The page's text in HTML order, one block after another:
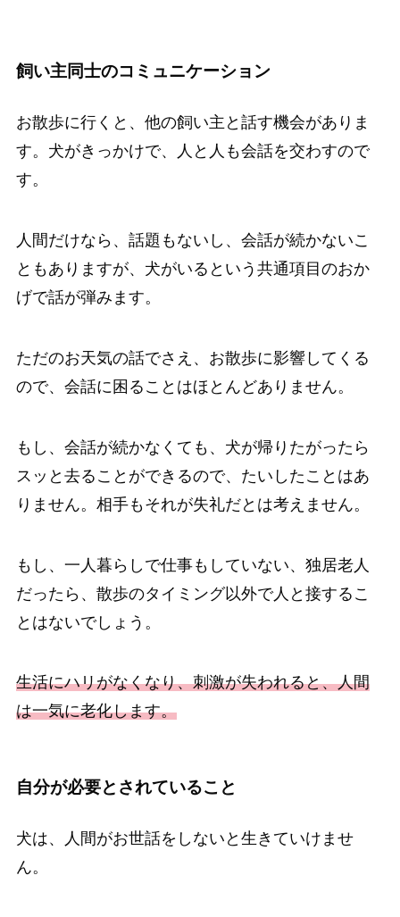
飼い主同士のコミュニケーション
お散歩に行くと、他の飼い主と話す機会がありま
す。犬がきっかけで、人と人も会話を交わすので
す。
人間だけなら、話題もないし、会話が続かないこ
ともありますが、犬がいるという共通項目のおか
げで話が弾みます。
ただのお天気の話でさえ、お散歩に影響してくる
ので、会話に困ることはほとんどありません。
もし、会話が続かなくても、犬が帰りたがったら
スッと去ることができるので、たいしたことはあ
りません。相手もそれが失礼だとは考えません。
もし、一人暮らしで仕事もしていない、独居老人
だったら、散歩のタイミング以外で人と接するこ
とはないでしょう。
生活にハリがなくなり、刺激が失われると、人間
は一気に老化します。
自分が必要とされていること
犬は、人間がお世話をしないと生きていけませ
ん。